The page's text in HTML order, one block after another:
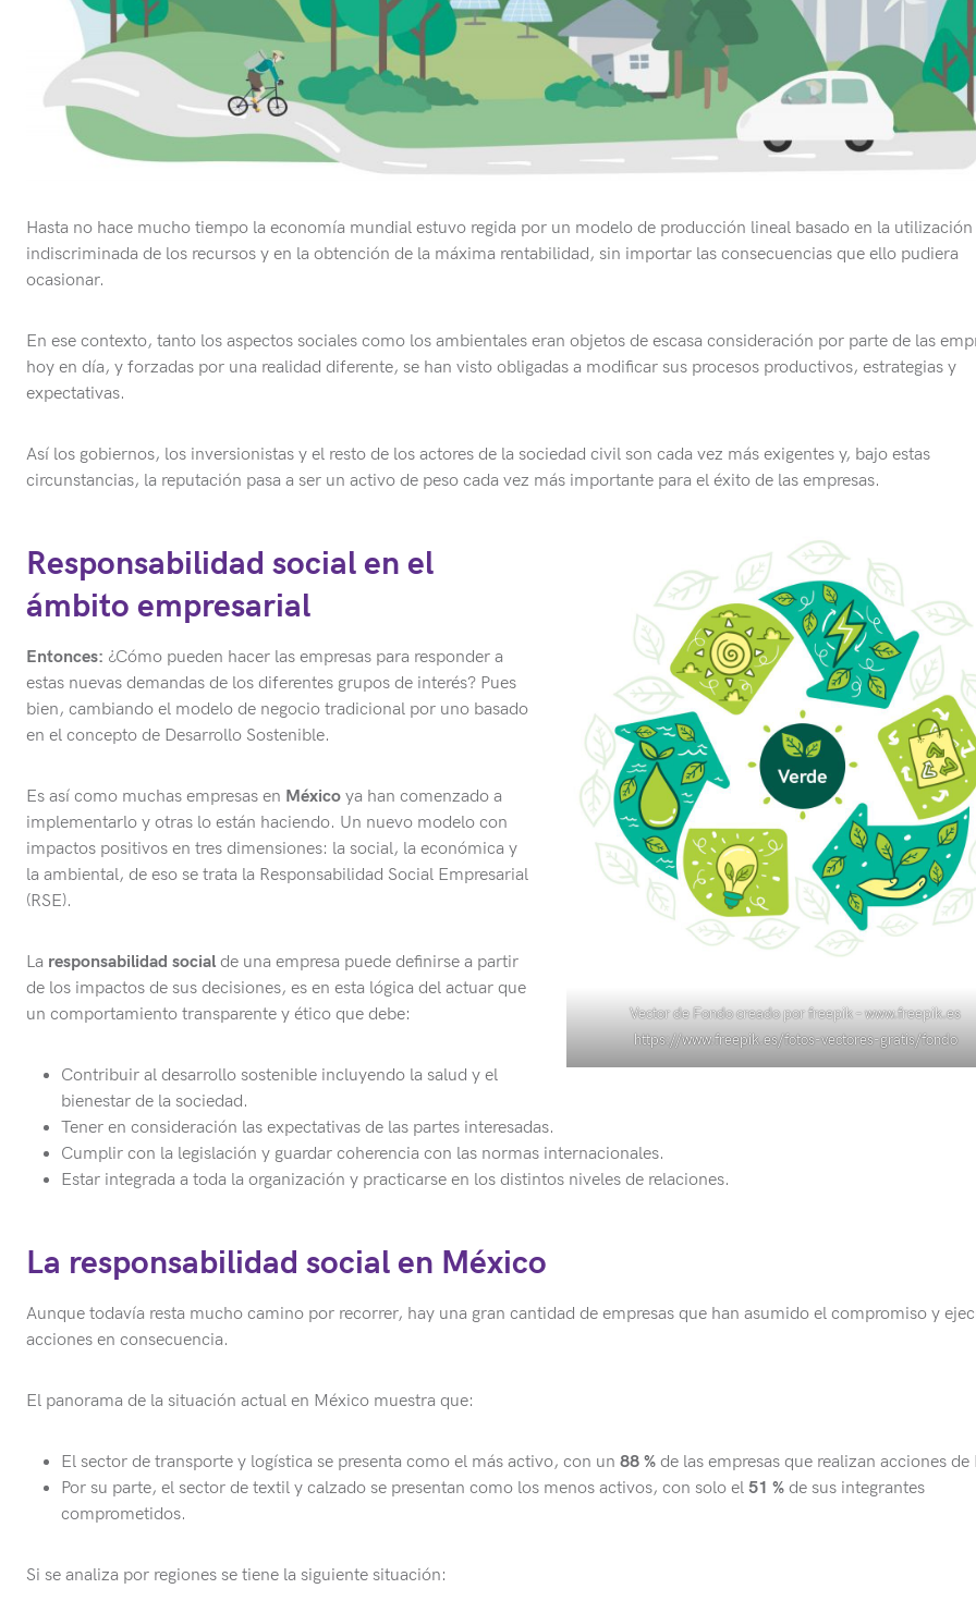
Hasta no hace mucho tiempo la economía mundial estuvo regida por un modelo de producción lineal basado en la utilización
indiscriminada de los recursos y en la obtención de la máxima rentabilidad, sin importar las consecuencias que ello pudiera
ocasionar.
En ese contexto, tanto los aspectos sociales como los ambientales eran objetos de escasa consideración por parte de las
hoy en día, y forzadas por una realidad diferente, se han visto obligadas a modificar sus procesos productivos, estrategias y
expectativas.
Así los gobiernos, los inversionistas y el resto de los actores de la sociedad civil son cada vez más exigentes y, bajo estas
circunstancias, la reputación pasa a ser un activo de peso cada vez más importante para el éxito de las empresas.
Vector de Fondo creado por freepik – www.freepik.es
https://www.freepik.es/fotos-vectores-gratis/fondo
Responsabilidad social en el
ámbito empresarial
Entonces: ¿Cómo pueden hacer las empresas para responder a
estas nuevas demandas de los diferentes grupos de interés? Pues
bien, cambiando el modelo de negocio tradicional por uno basado
en el concepto de Desarrollo Sostenible.
Es así como muchas empresas en México ya han comenzado a
implementarlo y otras lo están haciendo. Un nuevo modelo con
impactos positivos en tres dimensiones: la social, la económica y
la ambiental, de eso se trata la Responsabilidad Social Empresarial
(RSE).
La responsabilidad social de una empresa puede definirse a partir
de los impactos de sus decisiones, es en esta lógica del actuar que
un comportamiento transparente y ético que debe:
Contribuir al desarrollo sostenible incluyendo la salud y el
bienestar de la sociedad.
Tener en consideración las expectativas de las partes interesadas.
Cumplir con la legislación y guardar coherencia con las normas internacionales.
Estar integrada a toda la organización y practicarse en los distintos niveles de relaciones.
La responsabilidad social en México
Aunque todavía resta mucho camino por recorrer, hay una gran cantidad de empresas que han asumido el compromiso y
acciones en consecuencia.
El panorama de la situación actual en México muestra que:
El sector de transporte y logística se presenta como el más activo, con un 88 % de las empresas que realizan acciones de
Por su parte, el sector de textil y calzado se presentan como los menos activos, con solo el 51 % de sus integrantes
comprometidos.
Si se analiza por regiones se tiene la siguiente situación: